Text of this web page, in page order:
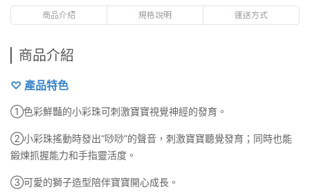
商品介紹 規格說明 運送方式
商品介紹
♡ 產品特色
①色彩鮮豔的小彩珠可刺激寶寶視覺神經的發育。
②小彩珠搖動時發出“唦唦”的聲音，刺激寶寶聽覺發育；同時也能
鍛煉抓握能力和手指靈活度。
③可愛的獅子造型陪伴寶寶開心成長。